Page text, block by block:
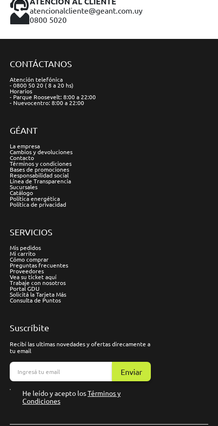
atencionalcliente@geant.com.uy
0800 5020
CONTÁCTANOS
Atención telefónica
- 0800 50 20 ( 8 a 20 hs)
Horarios
- Parque Roosevelt: 8:00 a 22:00
- Nuevocentro: 8:00 a 22:00
GÉANT
La empresa
Cambios y devoluciones
Contacto
Términos y condiciones
Bases de promociones
Responsabilidad social
Línea de Transparencia
Sucursales
Catálogo
Política energética
Política de privacidad
SERVICIOS
Mis pedidos
Mi carrito
Cómo comprar
Preguntas frecuentes
Proveedores
Vea su ticket aquí
Trabaje con nosotros
Portal GDU
Solicitá la Tarjeta Más
Consulta de Puntos
Suscríbite
Recibí las ultimas novedades y ofertas direcamente a
tu email
Enviar
He leído y acepto losTérminos y
Condiciones